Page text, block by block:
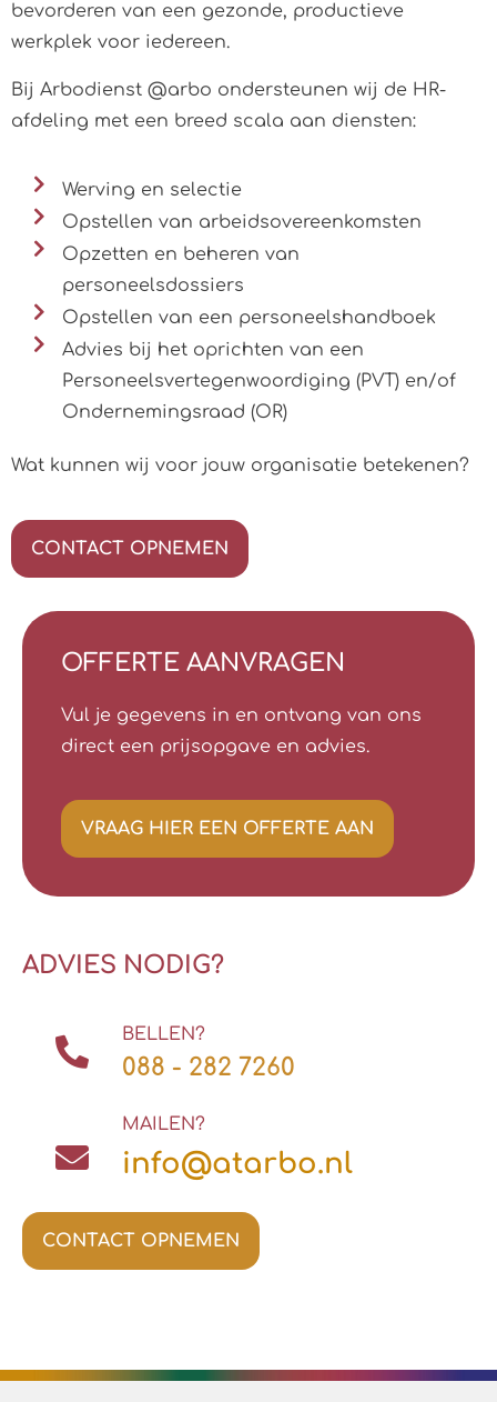
bevorderen van een gezonde, productieve
werkplek voor iedereen.
Bij Arbodienst @arbo ondersteunen wij de HR-
afdeling met een breed scala aan diensten:
Werving en selectie
Opstellen van arbeidsovereenkomsten
Opzetten en beheren van
personeelsdossiers
Opstellen van een personeelshandboek
Advies bij het oprichten van een
Personeelsvertegenwoordiging (PVT) en/of
Ondernemingsraad (OR)
Wat kunnen wij voor jouw organisatie betekenen?
CONTACT OPNEMEN
OFFERTE AANVRAGEN
Vul je gegevens in en ontvang van ons
direct een prijsopgave en advies.
VRAAG HIER EEN OFFERTE AAN
ADVIES NODIG?
088 - 282 7260
BELLEN?
info@atarbo.nl
MAILEN?
CONTACT OPNEMEN